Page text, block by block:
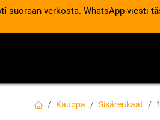
suoraan verkosta. WhatsApp-viesti
Kauppa Sisärenkaat